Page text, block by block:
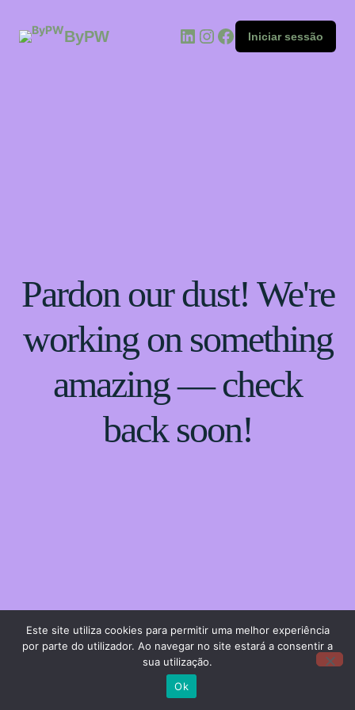
ByPW Iniciar sessão
Pardon our dust! We're
working on something
amazing — check
back soon!
Este site utiliza cookies para permitir uma melhor experiência
por parte do utilizador. Ao navegar no site estará a consentir a
sua utilização.
Ok